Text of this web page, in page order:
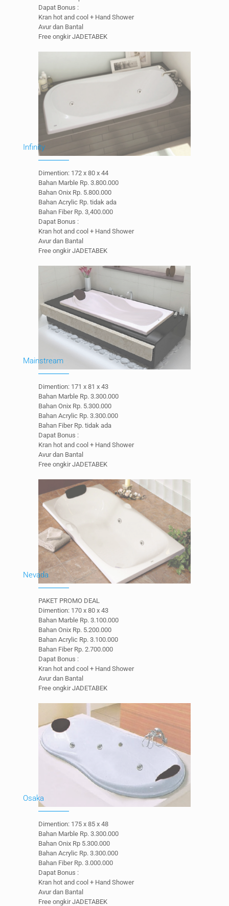
Dapat Bonus :
Kran hot and cool + Hand Shower
Avur dan Bantal
Free ongkir JADETABEK
Infinity
Dimention: 172 x 80 x 44
Bahan Marble Rp. 3.800.000
Bahan Onix Rp. 5.800.000
Bahan Acrylic Rp. tidak ada
Bahan Fiber Rp. 3,400.000
Dapat Bonus :
Kran hot and cool + Hand Shower
Avur dan Bantal
Free ongkir JADETABEK
Mainstream
Dimention: 171 x 81 x 43
Bahan Marble Rp. 3.300.000
Bahan Onix Rp. 5.300.000
Bahan Acrylic Rp. 3.300.000
Bahan Fiber Rp. tidak ada
Dapat Bonus :
Kran hot and cool + Hand Shower
Avur dan Bantal
Free ongkir JADETABEK
Nevada
PAKET PROMO DEAL
Dimention: 170 x 80 x 43
Bahan Marble Rp. 3.100.000
Bahan Onix Rp. 5.200.000
Bahan Acrylic Rp. 3.100.000
Bahan Fiber Rp. 2.700.000
Dapat Bonus :
Kran hot and cool + Hand Shower
Avur dan Bantal
Free ongkir JADETABEK
Osaka
Dimention: 175 x 85 x 48
Bahan Marble Rp. 3.300.000
Bahan Onix Rp 5.300.000
Bahan Acrylic Rp. 3.300.000
Bahan Fiber Rp. 3.000.000
Dapat Bonus :
Kran hot and cool + Hand Shower
Avur dan Bantal
Free ongkir JADETABEK